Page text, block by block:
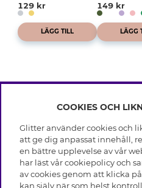
129 kr
LÄGG TILL
149 kr
LÄGG
OM
Black
Våra
COOKIES OCH
Glitter använder cookies och
att ge dig anpassat innehåll,
en bättre upplevelse av vår
har läst vår cookiepolicy och
av cookies genom att klicka
kan själv när som helst